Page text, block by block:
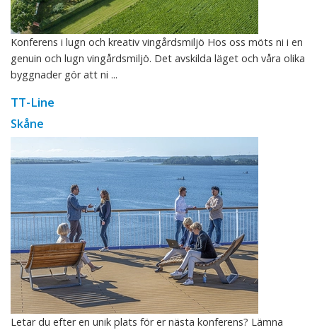
Konferens i lugn och kreativ vingårdsmiljö Hos oss möts ni i en
genuin och lugn vingårdsmiljö. Det avskilda läget och våra olika
byggnader gör att ni ...
TT-Line
Skåne
Letar du efter en unik plats för er nästa konferens? Lämna